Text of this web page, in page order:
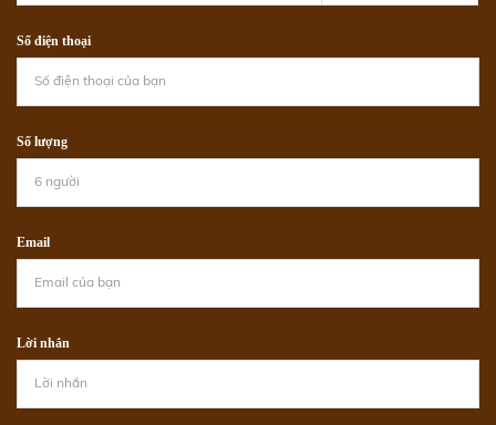
Số điện thoại
Số lượng
Email
Lời nhắn